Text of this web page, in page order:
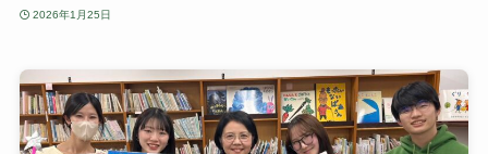
2026年1月25日